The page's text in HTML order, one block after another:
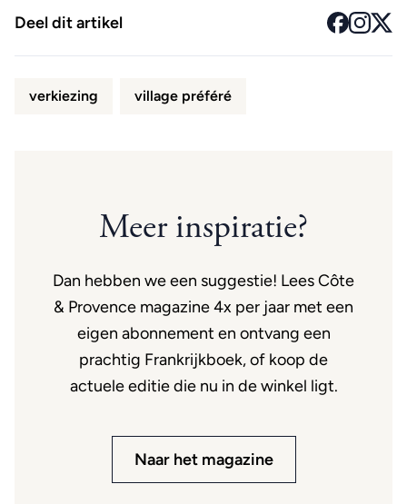
Deel dit artikel
verkiezing village préféré
Meer inspiratie?
Dan hebben we een suggestie! Lees Côte
& Provence magazine 4x per jaar met een
eigen abonnement en ontvang een
prachtig Frankrijkboek, of koop de
actuele editie die nu in de winkel ligt.
Naar het magazine